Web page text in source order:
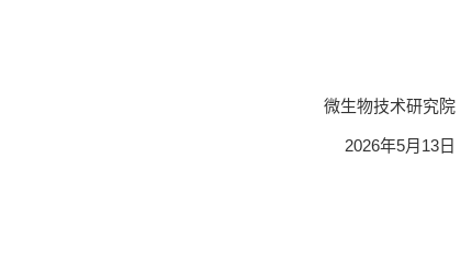
微生物技术研究院
2026年5月13日